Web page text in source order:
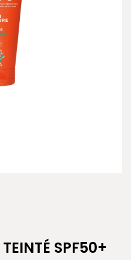
SPF50+